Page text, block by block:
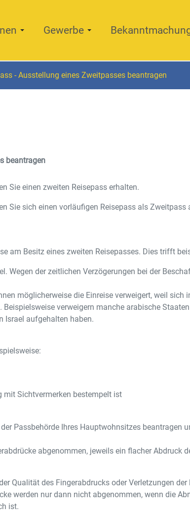
Gewerbe
- Ausstellung eines Zweitpasses beantragen
beantragen
Sie einen zweiten Reisepass erhalten.
Sie sich einen vorläufigen Reisepass als
am Besitz eines zweiten Reisepasses. Dies trifft
Wegen der zeitlichen Verzögerungen bei der
möglicherweise die Einreise verweigert, weil sich
verweigern manche arabische
Israel aufgehalten haben.
mit Sichtvermerken bestempelt ist
Passbehörde Ihres Hauptwohnsitzes beantragen
abgenommen, jeweils ein flacher Abdruck
Qualität des Fingerabdrucks oder Verletzungen
werden nur dann nicht abgenommen, wenn die
ist.